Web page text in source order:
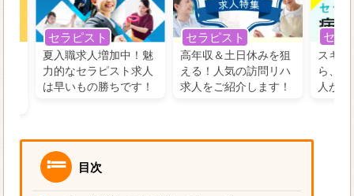
セラピスト
夏入職求人増加中！魅
力的なセラピスト求人
は早いもの勝ちです！
セラピスト
高年収＆土日休みを狙
える！人気の訪問リハ
求人をご紹介します！
セラ
スキル
ら、
人が
目次